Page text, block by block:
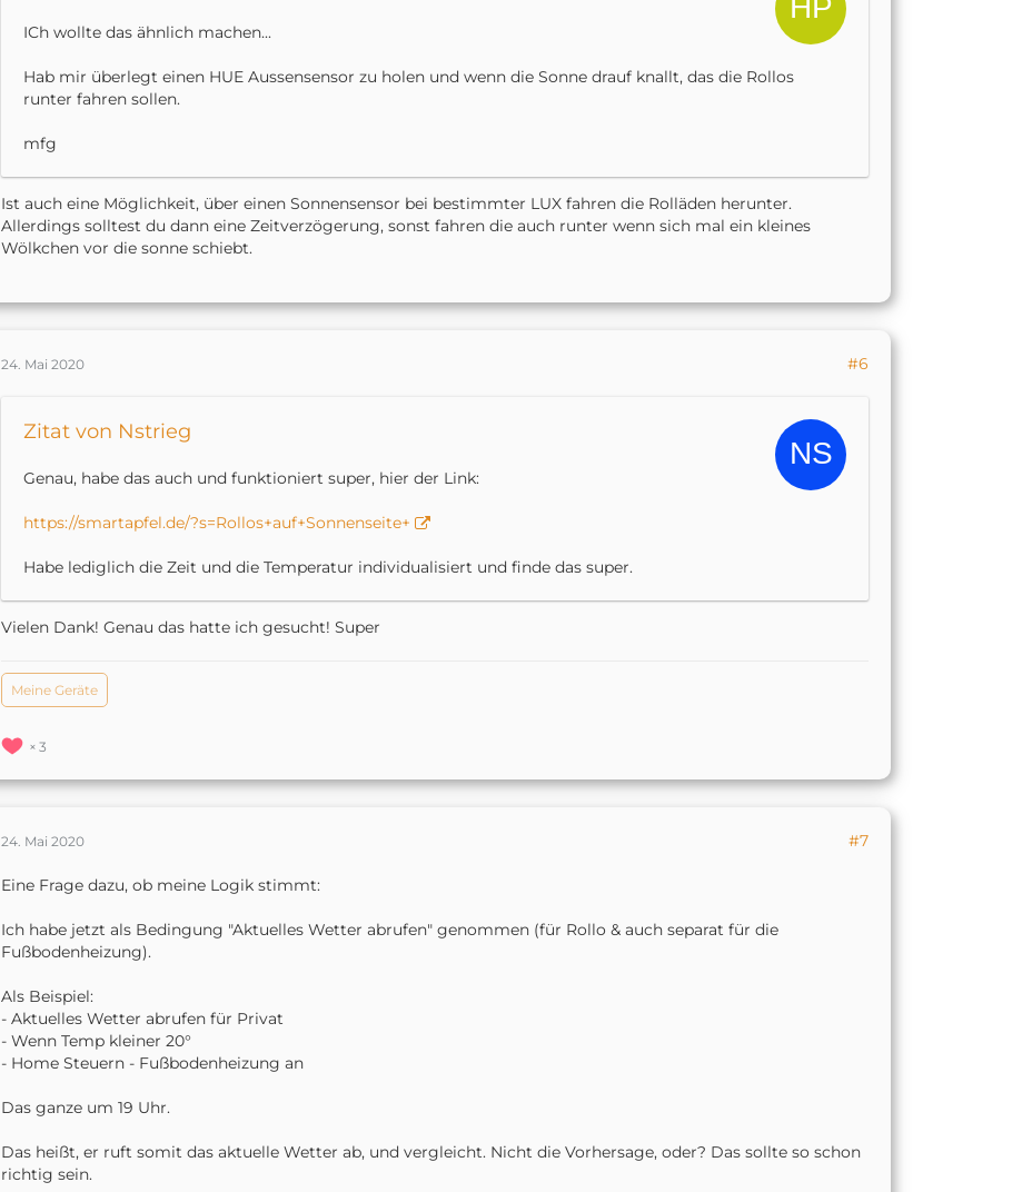
ICh wollte das ähnlich machen...
Hab mir überlegt einen HUE Aussensensor zu holen und wenn die Sonne drauf knallt, das die Rollos
runter fahren sollen.
mfg
Ist auch eine Möglichkeit, über einen Sonnensensor bei bestimmter LUX fahren die Rolläden herunter.
Allerdings solltest du dann eine Zeitverzögerung, sonst fahren die auch runter wenn sich mal ein kleines
Wölkchen vor die sonne schiebt.
24. Mai 2020 #6
Zitat von Nstrieg
Genau, habe das auch und funktioniert super, hier der Link:
https://smartapfel.de/?s=Rollos+auf+Sonnenseite+
Habe lediglich die Zeit und die Temperatur individualisiert und finde das super.
Vielen Dank! Genau das hatte ich gesucht! Super
Meine Geräte
3
24. Mai 2020 #7
Eine Frage dazu, ob meine Logik stimmt:
Ich habe jetzt als Bedingung "Aktuelles Wetter abrufen" genommen (für Rollo & auch separat für die
Fußbodenheizung).
Als Beispiel:
- Aktuelles Wetter abrufen für Privat
- Wenn Temp kleiner 20°
- Home Steuern - Fußbodenheizung an
Das ganze um 19 Uhr.
Das heißt, er ruft somit das aktuelle Wetter ab, und vergleicht. Nicht die Vorhersage, oder? Das sollte so schon
richtig sein.